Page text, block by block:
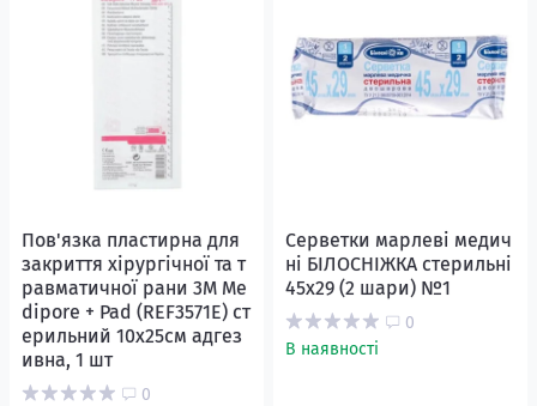
Пов'язка пластирна для
закриття хірургічної та т
равматичної рани 3М Me
diporе + Pad (REF3571E) ст
ерильний 10х25см адгез
ивна, 1 шт
0
Серветки марлеві медич
ні БІЛОСНІЖКА стерильні
45х29 (2 шари) №1
0
В наявності